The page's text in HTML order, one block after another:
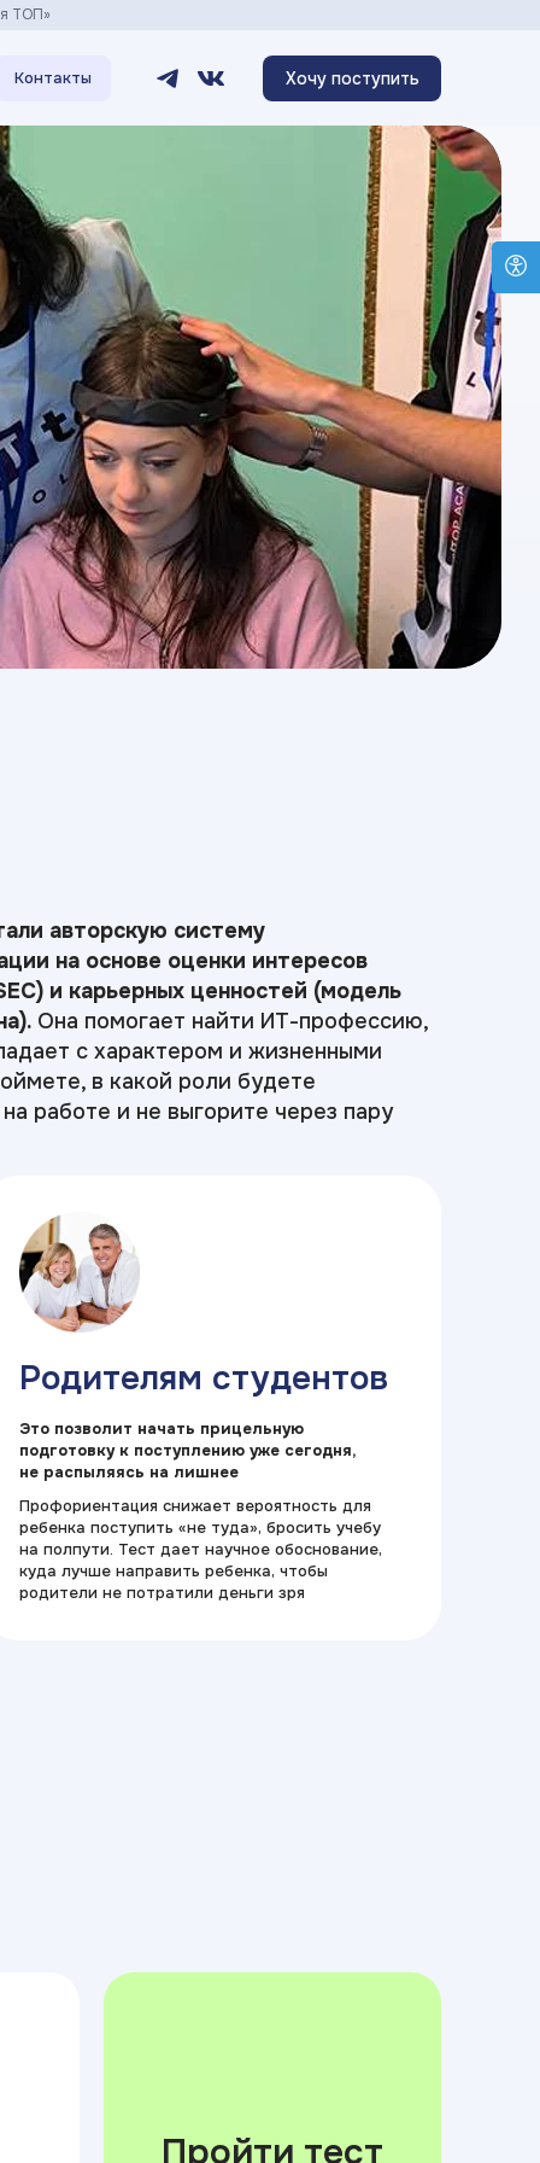
Контакты Хочу поступить
ТОП»
авторскую систему
на основе оценки интересов
и карьерных ценностей (модель
Она помогает найти ИТ-профессию,
с характером и жизненными
в какой роли будете
работе и не выгорите через пару
Родителям студентов
Профориентация снижает вероятность для
ребенка поступить «не туда», бросить учебу
на полпути. Тест дает научное обоснование,
куда лучше направить ребенка, чтобы
родители не потратили деньги зря
Это позволит начать прицельную
подготовку к поступлению уже сегодня,
не распыляясь на лишнее
Пройти тест